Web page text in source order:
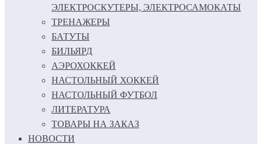
ЭЛЕКТРОСКУТЕРЫ, ЭЛЕКТРОСАМОКАТЫ
ТРЕНАЖЕРЫ
БАТУТЫ
БИЛЬЯРД
АЭРОХОККЕЙ
НАСТОЛЬНЫЙ ХОККЕЙ
НАСТОЛЬНЫЙ ФУТБОЛ
ЛИТЕРАТУРА
ТОВАРЫ НА ЗАКАЗ
НОВОСТИ